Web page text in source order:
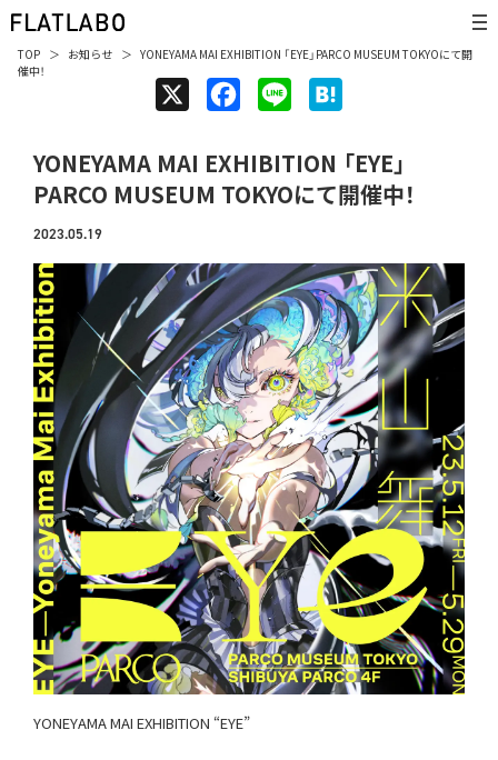
TOP お知らせ
YONEYAMA MAI EXHIBITION 「EYE」PARCO MUSEUM TOKYOにて開
催中！
c
e
o
o
k
n
e
t
e
a
YONEYAMA MAI EXHIBITION 「EYE」
PARCO MUSEUM TOKYOにて開催中！
2023.05.19
YONEYAMA MAI EXHIBITION “EYE”